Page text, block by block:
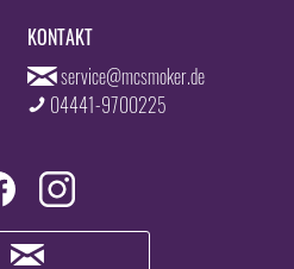
KONTAKT
service@mcsmoker.de
04441-9700225